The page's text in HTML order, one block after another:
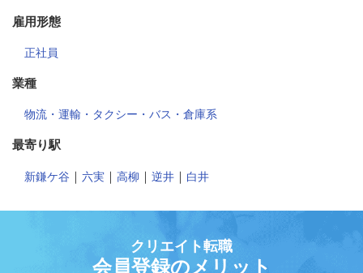
雇用形態
正社員
業種
物流・運輸・タクシー・バス・倉庫系
最寄り駅
新鎌ケ谷 ｜ 六実 ｜ 高柳 ｜ 逆井 ｜ 白井
クリエイト転職
会員登録のメリット